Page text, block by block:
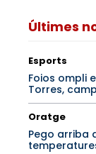
Últimes
Esports
Foios ompli
Torres,
Oratge
Pego arriba